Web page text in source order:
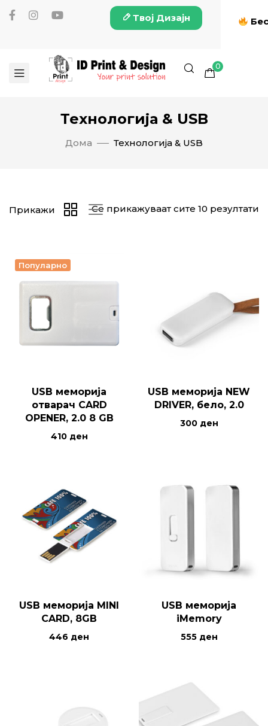
Твој Дизајн
0
Технологија & USB
Дома Технологија & USB
Се прикажуваат сите 10 резултати
Прикажи
Популарно
USB меморија
отварач CARD
OPENER, 2.0 8 GB
410 ден
USB меморија NEW
DRIVER, бело, 2.0
300 ден
USB меморија MINI
CARD, 8GB
446 ден
USB меморија
iMemory
555 ден